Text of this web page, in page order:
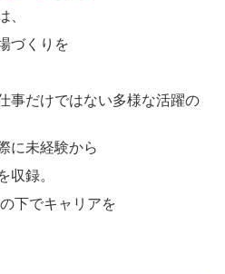
、
づくりを
事だけではない多様な活躍の
に未経験から
収録。
下でキャリアを